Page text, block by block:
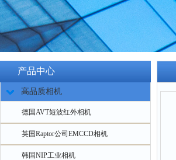
产品中心
高品质相机
德国AVT短波红外相机
英国Raptor公司EMCCD相机
韩国NIP工业相机